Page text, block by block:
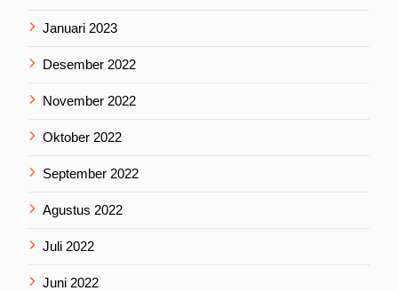
Januari 2023
Desember 2022
November 2022
Oktober 2022
September 2022
Agustus 2022
Juli 2022
Juni 2022